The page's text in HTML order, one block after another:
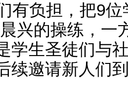
负担，把9位
兴的操练，
学生圣徒们与
续邀请新人们